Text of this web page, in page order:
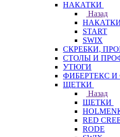
НАКАТКИ
Назад
START
SWIX
СКРЕБКИ,
СТОЛЫ И
УТЮГИ
ФИБЕРТЕКС И
ЩЕТКИ
Назад
ЩЕТКИ
RED
RODE